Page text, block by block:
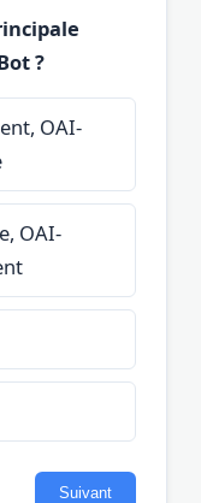
?
OAI-
OAI-
Suivant